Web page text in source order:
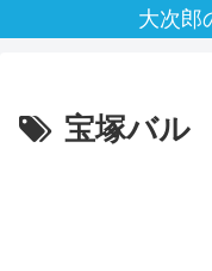
大次郎
宝塚バル